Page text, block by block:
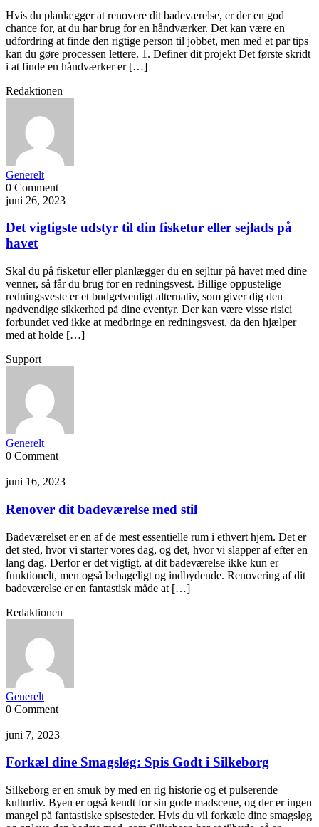
Hvis du planlægger at renovere dit badeværelse, er der en god
chance for, at du har brug for en håndværker. Det kan være en
udfordring at finde den rigtige person til jobbet, men med et par tips
kan du gøre processen lettere. 1. Definer dit projekt Det første skridt
i at finde en håndværker er […]
Redaktionen
Generelt
0 Comment
juni 26, 2023
Det vigtigste udstyr til din fisketur eller sejlads på
havet
Skal du på fisketur eller planlægger du en sejltur på havet med dine
venner, så får du brug for en redningsvest. Billige oppustelige
redningsveste er et budgetvenligt alternativ, som giver dig den
nødvendige sikkerhed på dine eventyr. Der kan være visse risici
forbundet ved ikke at medbringe en redningsvest, da den hjælper
med at holde […]
Support
Generelt
0 Comment
juni 16, 2023
Renover dit badeværelse med stil
Badeværelset er en af de mest essentielle rum i ethvert hjem. Det er
det sted, hvor vi starter vores dag, og det, hvor vi slapper af efter en
lang dag. Derfor er det vigtigt, at dit badeværelse ikke kun er
funktionelt, men også behageligt og indbydende. Renovering af dit
badeværelse er en fantastisk måde at […]
Redaktionen
Generelt
0 Comment
juni 7, 2023
Forkæl dine Smagsløg: Spis Godt i Silkeborg
Silkeborg er en smuk by med en rig historie og et pulserende
kulturliv. Byen er også kendt for sin gode madscene, og der er ingen
mangel på fantastiske spisesteder. Hvis du vil forkæle dine smagsløg